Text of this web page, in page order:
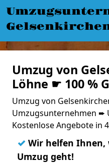
Umzug von
Löhne ☛ 100 %
Umzug von
Umzugsunternehmen ➨
Kostenlose Angebote in
✓ Wir helfen Ihnen,
Umzug geht!